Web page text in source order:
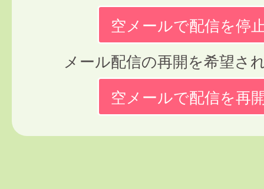
空メールで配信を停
メール配信の再開を希望さ
空メールで配信を再